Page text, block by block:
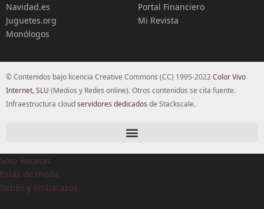
Navidad.es
Juguetes.org
Monólogos
Portal Financiero
Mi Revista
© Contenidos bajo licencia Creative Commons (CC) 1995-2022Color Vivo
Internet, SLU (Medios y Redes online). Otros contenidos se cita fuente.
Infraestructura cloudservidores dedicados de Stackscale.
Solo Recetas
Estás de moda
Bebés y embarazos